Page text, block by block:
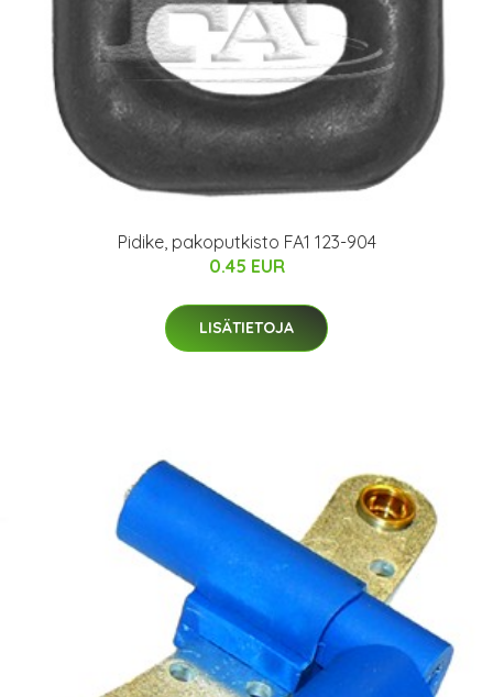
Pidike, pakoputkisto FA1 123-904
0.45 EUR
LISÄTIETOJA